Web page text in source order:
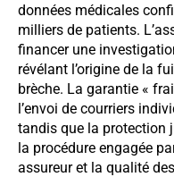
données médicales
milliers de patients.
financer une
révélant l’origine de la
brèche. La garantie «
l’envoi de courriers
tandis que la protection
la procédure engagée
assureur et la qualité